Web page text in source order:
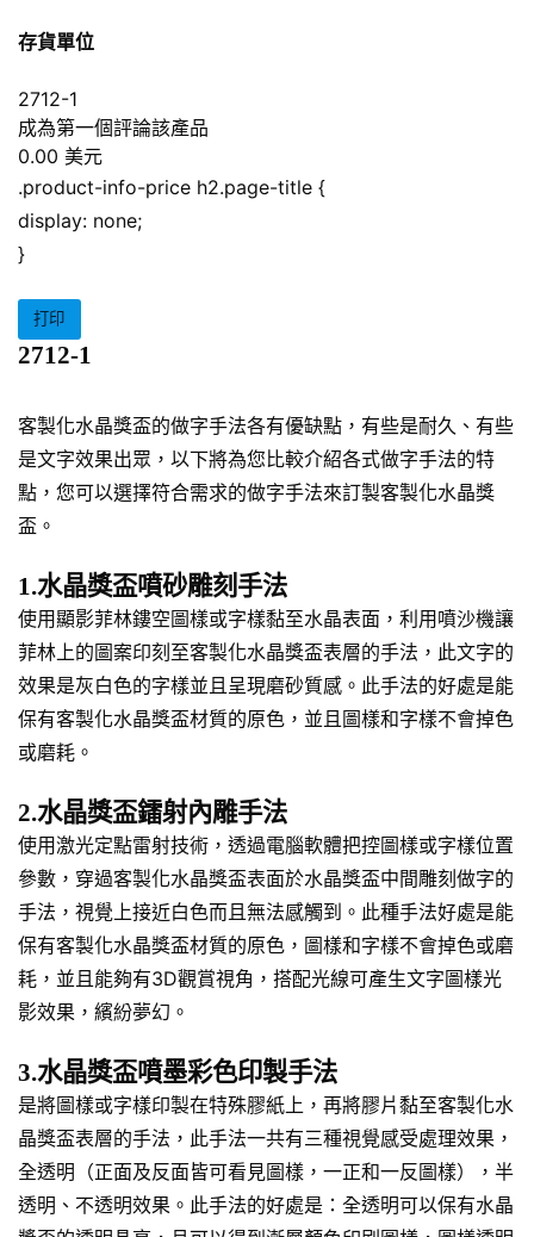
存貨單位
2712-1
成為第一個評論該產品
0.00 美元
.product-info-price h2.page-title {
display: none;
}
打印
2712-1
客製化水晶獎盃的做字手法各有優缺點，有些是耐久、有些
是文字效果出眾，以下將為您比較介紹各式做字手法的特
點，您可以選擇符合需求的做字手法來訂製客製化水晶獎
盃。
1.水晶獎盃噴砂雕刻手法
使用顯影菲林鏤空圖樣或字樣黏至水晶表面，利用噴沙機讓
菲林上的圖案印刻至客製化水晶獎盃表層的手法，此文字的
效果是灰白色的字樣並且呈現磨砂質感。此手法的好處是能
保有客製化水晶獎盃材質的原色，並且圖樣和字樣不會掉色
或磨耗。
2.水晶獎盃鐳射內雕手法
使用激光定點雷射技術，透過電腦軟體把控圖樣或字樣位置
參數，穿過客製化水晶獎盃表面於水晶獎盃中間雕刻做字的
手法，視覺上接近白色而且無法感觸到。此種手法好處是能
保有客製化水晶獎盃材質的原色，圖樣和字樣不會掉色或磨
耗，並且能夠有3D觀賞視角，搭配光線可產生文字圖樣光
影效果，繽紛夢幻。
3.水晶獎盃噴墨彩色印製手法
是將圖樣或字樣印製在特殊膠紙上，再將膠片黏至客製化水
晶獎盃表層的手法，此手法一共有三種視覺感受處理效果，
全透明（正面及反面皆可看見圖樣，一正和一反圖樣），半
透明、不透明效果。此手法的好處是：全透明可以保有水晶